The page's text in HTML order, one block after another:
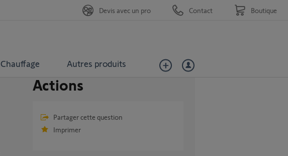
Chauffage Autres produits
Devis avec un pro Contact Boutique
Actions
Partager cette question
Imprimer